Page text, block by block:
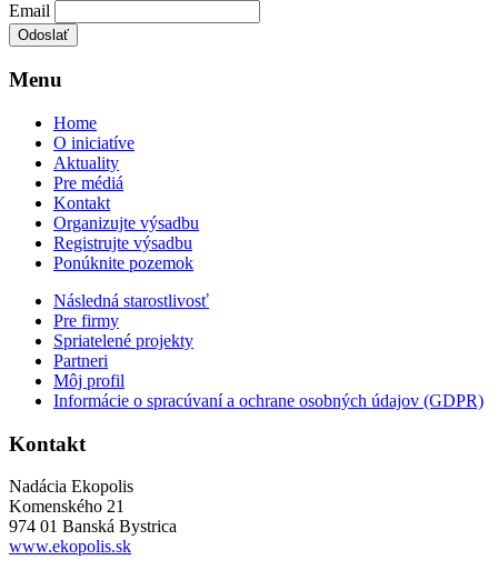
Email
Menu
Home
O iniciatíve
Aktuality
Pre médiá
Kontakt
Organizujte výsadbu
Registrujte výsadbu
Ponúknite pozemok
Následná starostlivosť
Pre firmy
Spriatelené projekty
Partneri
Môj profil
Informácie o spracúvaní a ochrane osobných údajov (GDPR)
Kontakt
Nadácia Ekopolis
Komenského 21
974 01 Banská Bystrica
www.ekopolis.sk